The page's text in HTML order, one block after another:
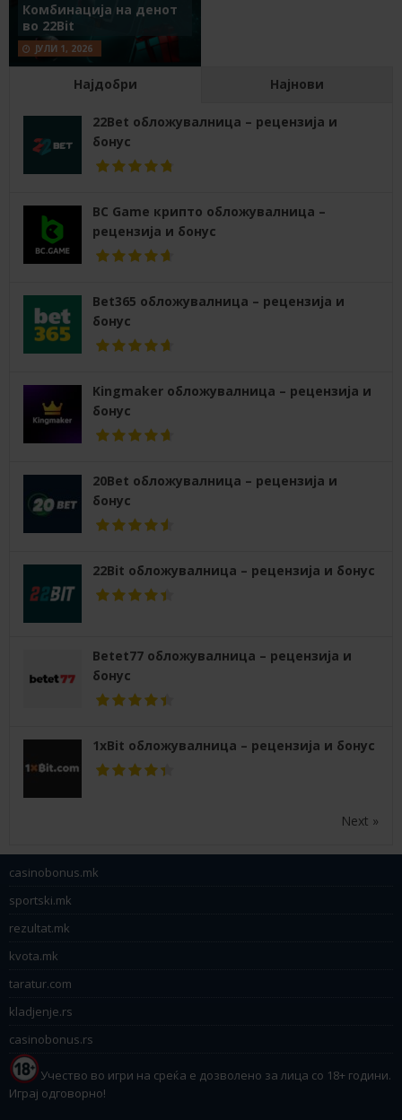
Комбинација на денот
во 22Bit
ЈУЛИ 1, 2026
Најдобри Најнови
22Bet обложувалница – рецензија и
бонус
BC Game крипто обложувалница –
рецензија и бонус
Bet365 обложувалница – рецензија и
бонус
Kingmaker обложувалница – рецензија и
бонус
20Bet обложувалница – рецензија и
бонус
22Bit обложувалница – рецензија и бонус
Betet77 обложувалница – рецензија и
бонус
1xBit обложувалница – рецензија и бонус
Next »
casinobonus.mk
sportski.mk
rezultat.mk
kvota.mk
taratur.com
kladjenje.rs
casinobonus.rs
Учество во игри на среќа е дозволено за лица со 18+ години.
Играј одговорно!